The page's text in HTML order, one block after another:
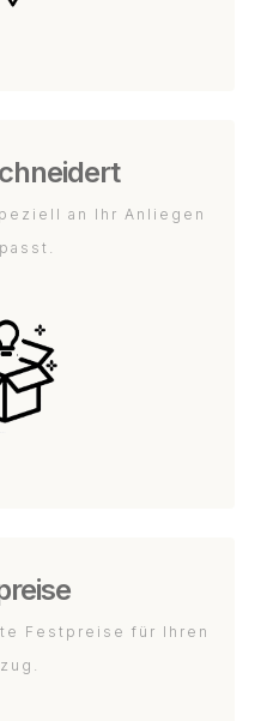
an Ihr Anliegen
Festpreise für Ihren